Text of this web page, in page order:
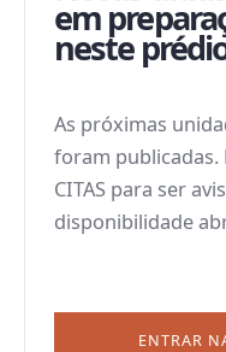
em
neste
As próximas
foram publicadas.
CITAS para ser
disponibilidade
ENTRAR